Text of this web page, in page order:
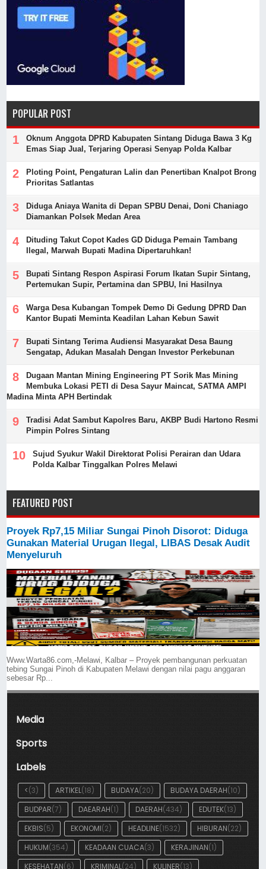
POPULAR POST
Oknum Anggota DPRD Kabupaten Sintang Diduga Bawa 3 Kg
Emas Siap Jual, Terjaring Operasi Senyap Polda Kalbar
Ploting Point, Pengaturan Lalin dan Penertiban Knalpot Brong
Prioritas Satlantas
Diduga Aniaya Wanita di Depan SPBU Denai, Doni Chaniago
Diamankan Polsek Medan Area
Dituding Takut Copot Kades GD Diduga Pemain Tambang
Ilegal, Marwah Bupati Madina Dipertaruhkan!
Bupati Sintang Respon Aspirasi Forum Ikatan Supir Sintang,
Pertemukan Supir, Pertamina dan SPBU, Ini Hasilnya
Warga Desa Kubangan Tompek Demo Di Gedung DPRD Dan
Kantor Bupati Meminta Keadilan Lahan Kebun Sawit
Bupati Sintang Terima Audiensi Masyarakat Desa Baung
Sengatap, Adukan Masalah Dengan Investor Perkebunan
Dugaan Mantan Mining Engineering PT Sorik Mas Mining
Membuka Lokasi PETI di Desa Sayur Maincat, SATMA AMPI
Madina Minta APH Bertindak
Tradisi Adat Sambut Kapolres Baru, AKBP Budi Hartono Resmi
Pimpin Polres Sintang
Sujud Syukur Wakil Direktorat Polisi Perairan dan Udara
Polda Kalbar Tinggalkan Polres Melawi
FEATURED POST
Proyek Rp7,15 Miliar Sungai Pinoh Disorot: Diduga
Gunakan Material Urugan Ilegal, LIBAS Desak Audit
Menyeluruh
Www.Warta86.com,-Melawi, Kalbar – Proyek pembangunan perkuatan
tebing Sungai Pinoh di Kabupaten Melawi dengan nilai pagu anggaran
sebesar Rp...
Media
Sports
Labels
<(3) ARTIKEL(18) BUDAYA(20) BUDAYA DAERAH(10)
BUDPAR(7) DAEARAH(1) DAERAH(434) EDUTEK(13)
EKBIS(5) EKONOMI(2) HEADLINE(1532) HIBURAN(22)
HUKUM(354) KEADAAN CUACA(3) KERAJINAN(1)
KESEHATAN(6) KRIMINAL(24) KULINER(13)